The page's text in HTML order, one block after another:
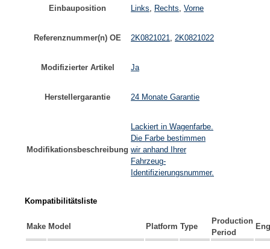
Einbauposition Links Rechts Vorne
Referenznummer(n) OE 2K0821021 2K0821022
Modifizierter Artikel Ja
Herstellergarantie 24 Monate Garantie
Modifikationsbeschreibung
Lackiert in Wagenfarbe.
Die Farbe bestimmen
wir anhand Ihrer
Fahrzeug-
Identifizierungsnummer.
Kompatibilitätsliste
Make Model Platform Type
Production
Period